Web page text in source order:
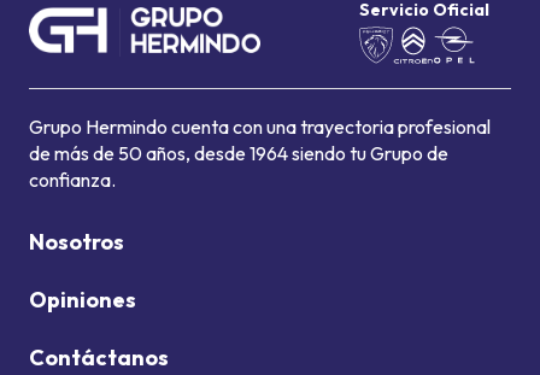
Servicio Oficial
Grupo Hermindo cuenta con una trayectoria profesional
de más de 50 años, desde 1964 siendo tu Grupo de
confianza.
Nosotros
Opiniones
Contáctanos